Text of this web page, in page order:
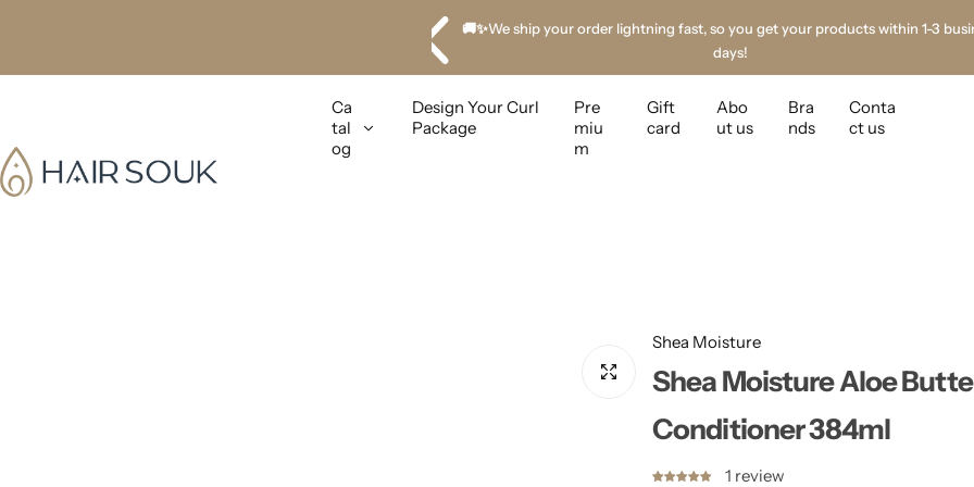
Everything for curls, coils & waves — all in one place ✨ Danish customer
Ca
tal
og
Design Your Curl
Package
Pre
miu
m
Gift
card
Abo
ut us
Bra
nds
Conta
ct us
Shea Moisture
Shea Moisture Aloe
Conditioner 384ml
1 review
c
o